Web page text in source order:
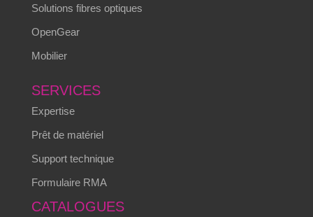
Solutions fibres optiques
OpenGear
Mobilier
SERVICES
Expertise
Prêt de matériel
Support technique
Formulaire RMA
CATALOGUES